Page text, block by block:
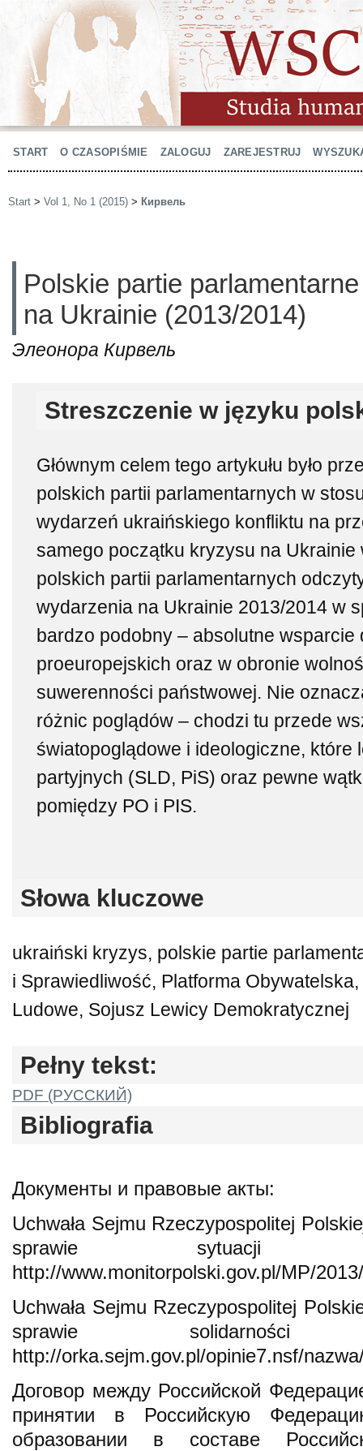
START O CZASOPIŚMIE ZALOGUJ ZAREJESTRUJ
Start > Vol 1, No 1 (2015) > Кирвель
Polskie partie
na Ukrainie (2013/2014)
Элеонора Кирвель
Streszczenie w języku
Głównym celem tego artykułu było
polskich partii parlamentarnych w
wydarzeń ukraińskiego konfliktu na
samego początku kryzysu na
polskich partii parlamentarnych
wydarzenia na Ukrainie 2013/2014 w
bardzo podobny – absolutne wsparcie
proeuropejskich oraz w obronie
suwerenności państwowej. Nie
różnic poglądów – chodzi tu przede
światopoglądowe i ideologiczne, które
partyjnych (SLD, PiS) oraz pewne
pomiędzy PO i PIS.
Słowa kluczowe
ukraiński kryzys, polskie partie
i Sprawiedliwość, Platforma
Ludowe, Sojusz Lewicy Demokratycznej
Pełny tekst:
PDF (РУССКИЙ)
Bibliografia
Документы и правовые акты:
Uchwała Sejmu Rzeczypospolitej
sprawie sytuacji
http://www.monitorpolski.gov.pl/MP/
Uchwała Sejmu Rzeczypospolitej
sprawie
http://orka.sejm.gov.pl/opinie7.nsf/
Договор между Российской
принятии в Российскую
образовании в составе